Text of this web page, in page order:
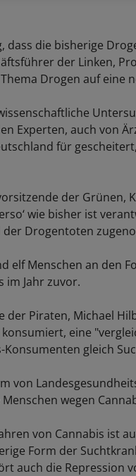
dass die bisherige
der Linken,
Drogen auf eine
Experten, auch von
für
der Grünen,
wie bisher ist
der Drogentoten
elf Menschen an den
im Jahr zuvor.
der Piraten, Michael
eine
Konsumenten gleich
von
wegen
von Cannabis ist
Form der
auch die Repression